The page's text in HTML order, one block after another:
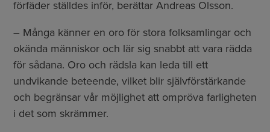
förfäder ställdes inför, berättar Andreas Olsson.
– Många känner en oro för stora folksamlingar och
okända människor och lär sig snabbt att vara rädda
för sådana. Oro och rädsla kan leda till ett
undvikande beteende, vilket blir självförstärkande
och begränsar vår möjlighet att ompröva farligheten
i det som skrämmer.